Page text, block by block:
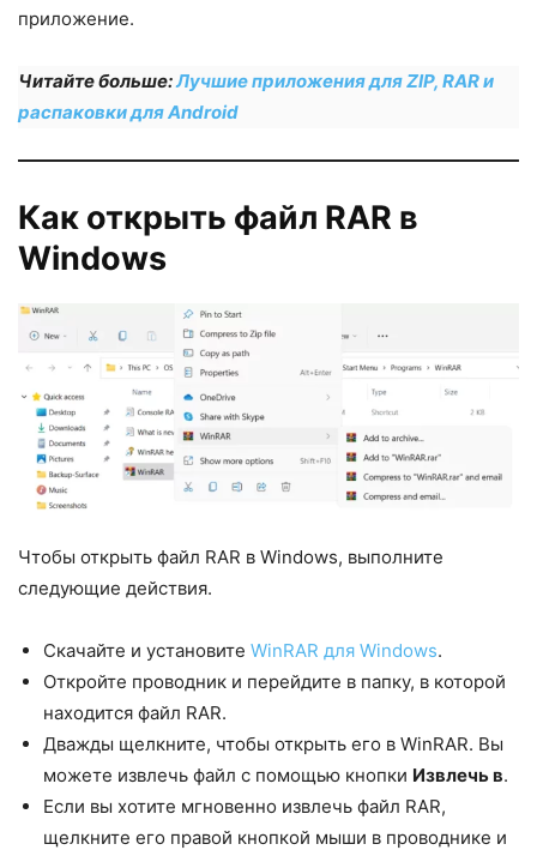
приложение.
Читайте больше:Лучшие приложения для ZIP, RAR и
распаковки для Android
Как открыть файл RAR в
Windows
Чтобы открыть файл RAR в Windows, выполните
следующие действия.
Скачайте и установите WinRAR для Windows.
Откройте проводник и перейдите в папку, в которой
находится файл RAR.
Дважды щелкните, чтобы открыть его в WinRAR. Вы
можете извлечь файл с помощью кнопки Извлечь в.
Если вы хотите мгновенно извлечь файл RAR,
щелкните его правой кнопкой мыши в проводнике и